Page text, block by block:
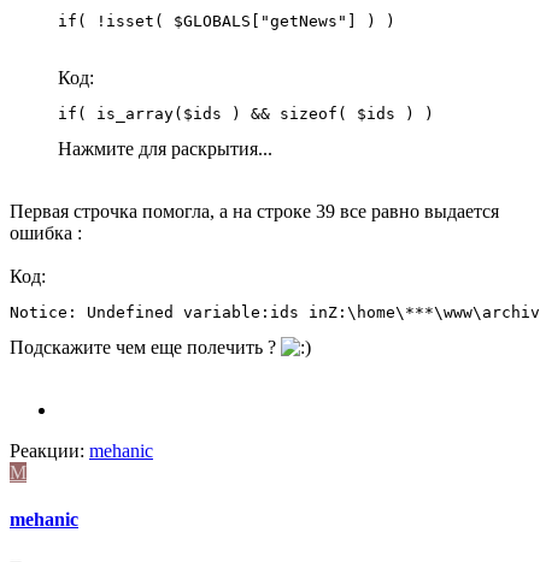
if( !isset( $GLOBALS["getNews"] ) )
Код:
if( is_array($ids ) && sizeof( $ids ) )
Нажмите для раскрытия...
Первая строчка помогла, а на строке 39 все равно выдается
ошибка :
Код:
Notice: Undefined variable:ids
Подскажите чем еще полечить ?
Реакции: mehanic
M
mehanic